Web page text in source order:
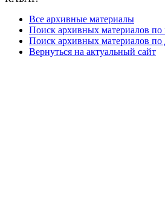
Все архивные материалы
Поиск архивных материалов по
Поиск архивных материалов по
Вернуться на актуальный сайт